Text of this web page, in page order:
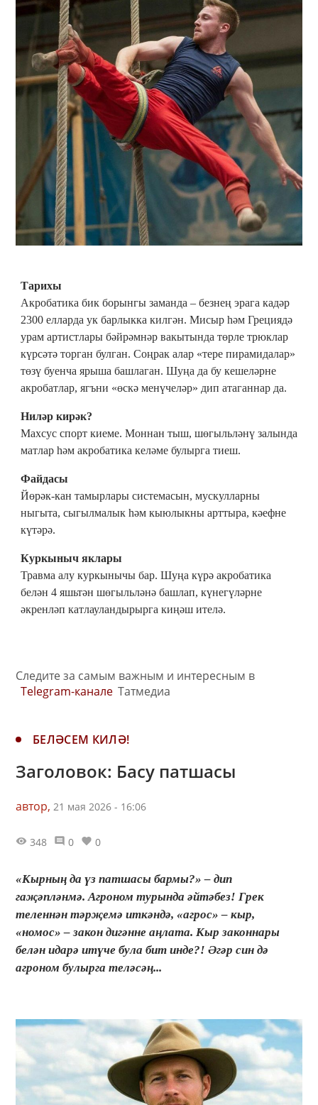
Тарихы
Акробатика бик борынгы заманда – безнең эрага кадәр
2300 елларда ук барлыкка килгән. Мисыр һәм Грециядә
урам артистлары бәйрәмнәр вакытында төрле трюклар
күрсәтә торган булган. Соңрак алар «тере пирамидалар»
төзү буенча ярыша башлаган. Шуңа да бу кешеләрне
акробатлар, ягъни «өскә менүчеләр» дип атаганнар да.
Ниләр кирәк?
Махсус спорт киеме. Моннан тыш, шөгыльләнү залында
матлар һәм акробатика келәме булырга тиеш.
Файдасы
Йөрәк-кан тамырлары системасын, мускулларны
ныгыта, сыгылмалык һәм кыюлыкны арттыра, кәефне
күтәрә.
Куркыныч яклары
Травма алу куркынычы бар. Шуңа күрә акробатика
белән 4 яшьтән шөгыльләнә башлап, күнегүләрне
әкренләп катлауландырырга киңәш ителә.
Следите за самым важным и интересным в
Telegram-канале Татмедиа
БЕЛӘСЕМ КИЛӘ!
Заголовок: Басу патшасы
автор, 21 мая 2026 - 16:06
348 0 0
«Кырның да үз патшасы бармы?» – дип
гаҗәпләнмә. Агроном турында әйтәбез! Грек
теленнән тәрҗемә иткәндә, «агрос» – кыр,
«номос» – закон дигәнне аңлата. Кыр законнары
белән идарә итүче була бит инде?! Әгәр син дә
агроном булырга теләсәң...